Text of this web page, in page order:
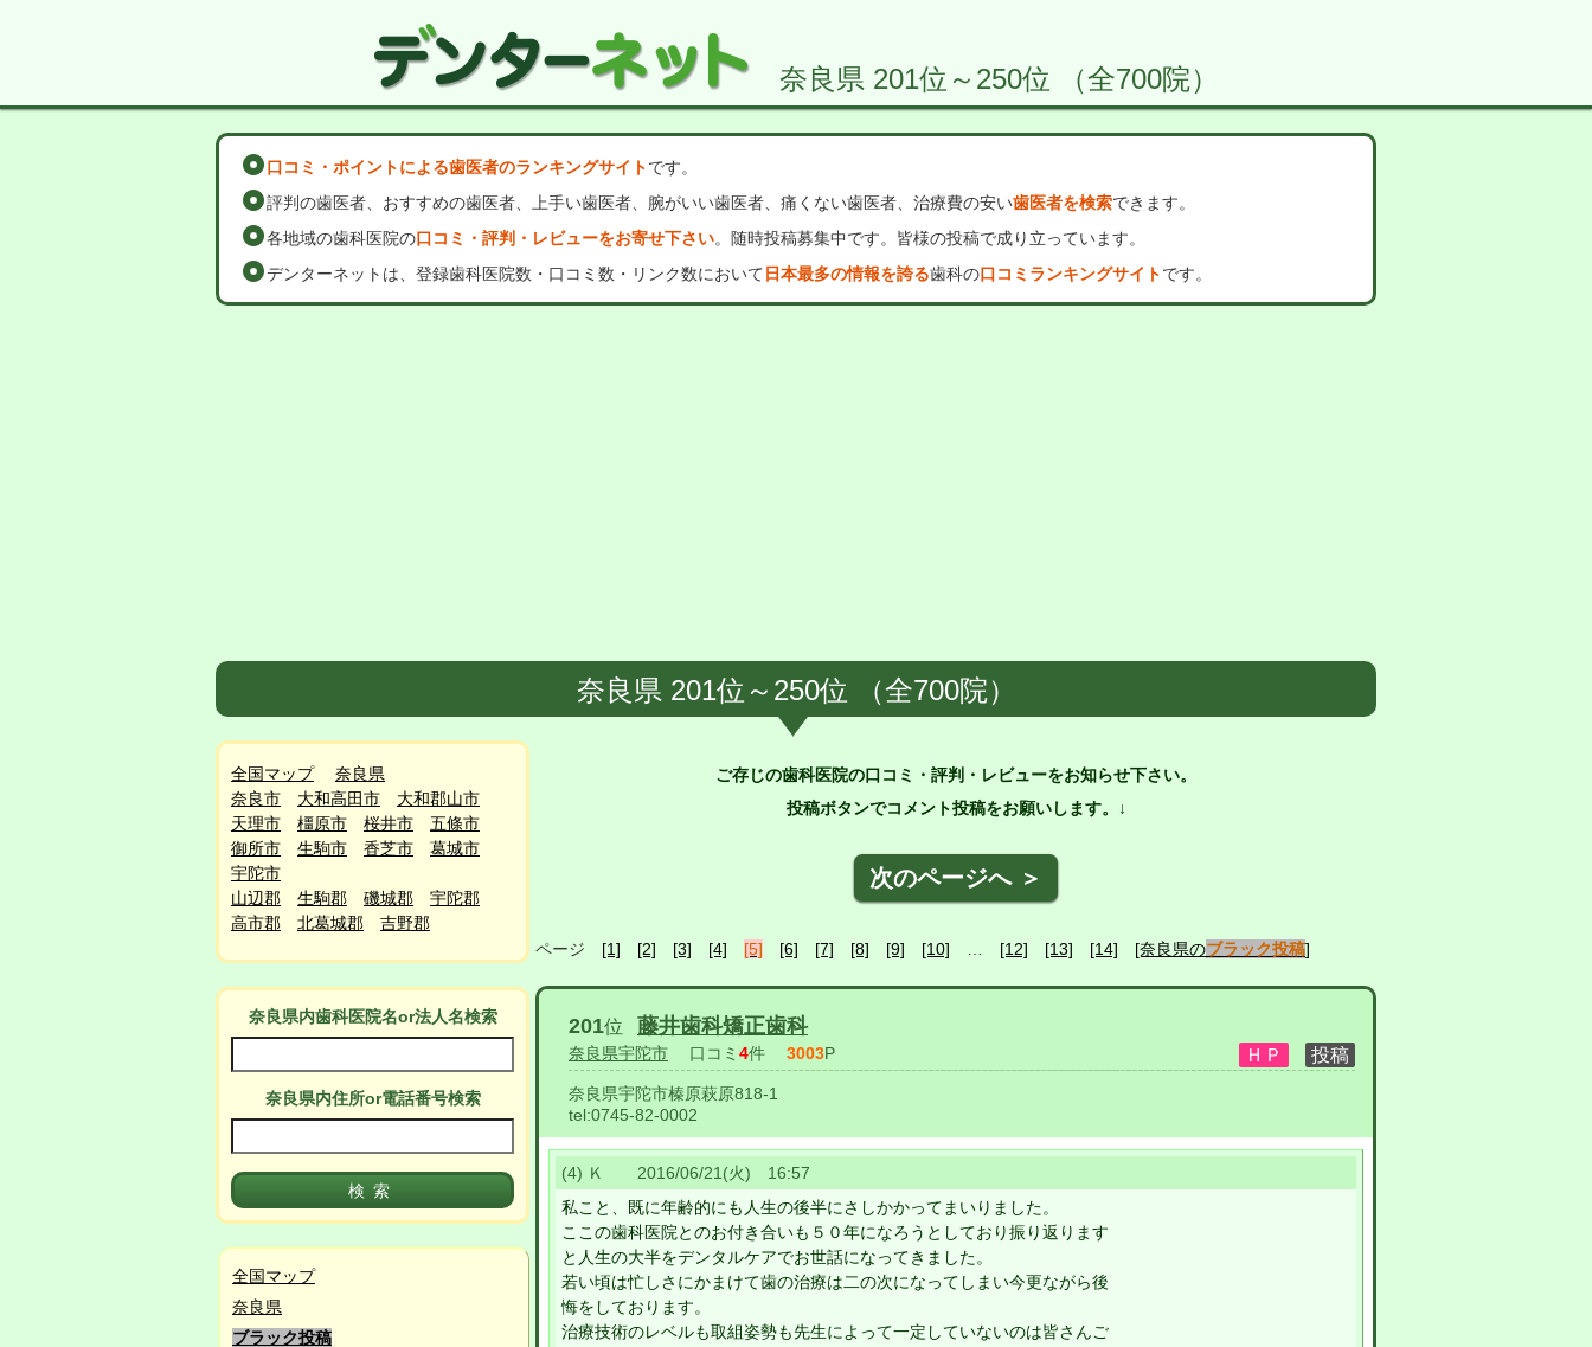
奈良県 201位～250位 （全700院）
口コミ・ポイントによる歯医者のランキングサイトです。
評判の歯医者、おすすめの歯医者、上手い歯医者、腕がいい歯医者、痛くない歯医者、治療費の安い歯医者を検索できます。
各地域の歯科医院の口コミ・評判・レビューをお寄せ下さい。随時投稿募集中です。皆様の投稿で成り立っています。
デンターネットは、登録歯科医院数・口コミ数・リンク数において 日本最多の情報を誇る歯科の口コミランキングサイトです。
奈良県 201位～250位 （全700院）
全国マップ
奈良県
奈良市
大和高田市
大和郡山市
天理市
橿原市 桜井市
五條市
御所市
生駒市 香芝市
葛城市
宇陀市
山辺郡
生駒郡 磯城郡
宇陀郡
高市郡
北葛城郡 吉野郡
奈良県内歯科医院名or法人名検索
奈良県内住所or電話番号検索
全国マップ
奈良県
ブラック投稿
ご存じの歯科医院の口コミ・評判・レビューをお知らせ下さい。
投稿ボタンでコメント投稿をお願いします。↓
次のページへ ＞
ページ [1] [2] [3] [4] [5] [6] [7] [8] [9] [10] [12] [13] [14] [奈良県のブラック投稿]
201位 藤井歯科矯正歯科
奈良県宇陀市 口コミ 4件 3003P
奈良県宇陀市榛原萩原818-1
tel:0745-82-0002
(4) Ｋ 2016/06/21(火) 16:57
私こと、既に年齢的にも人生の後半にさしかかってまいりました。
ここの歯科医院とのお付き合いも５０年になろうとしており振り返ります
と人生の大半をデンタルケアでお世話になってきました。
若い頃は忙しさにかまけて歯の治療は二の次になってしまい今更ながら後
悔をしております。
治療技術のレベルも取組姿勢も先生によって一定していないのは皆さんご